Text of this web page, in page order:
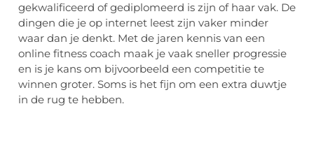
gekwalificeerd of gediplomeerd is zijn of haar vak. De
dingen die je op internet leest zijn vaker minder
waar dan je denkt. Met de jaren kennis van een
online fitness coach maak je vaak sneller progressie
en is je kans om bijvoorbeeld een competitie te
winnen groter. Soms is het fijn om een extra duwtje
in de rug te hebben.